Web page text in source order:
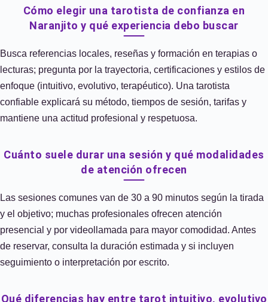
Cómo elegir una tarotista de confianza en
Naranjito y qué experiencia debo buscar
Busca referencias locales, reseñas y formación en terapias o
lecturas; pregunta por la trayectoria, certificaciones y estilos de
enfoque (intuitivo, evolutivo, terapéutico). Una tarotista
confiable explicará su método, tiempos de sesión, tarifas y
mantiene una actitud profesional y respetuosa.
Cuánto suele durar una sesión y qué modalidades
de atención ofrecen
Las sesiones comunes van de 30 a 90 minutos según la tirada
y el objetivo; muchas profesionales ofrecen atención
presencial y por videollamada para mayor comodidad. Antes
de reservar, consulta la duración estimada y si incluyen
seguimiento o interpretación por escrito.
Qué diferencias hay entre tarot intuitivo, evolutivo